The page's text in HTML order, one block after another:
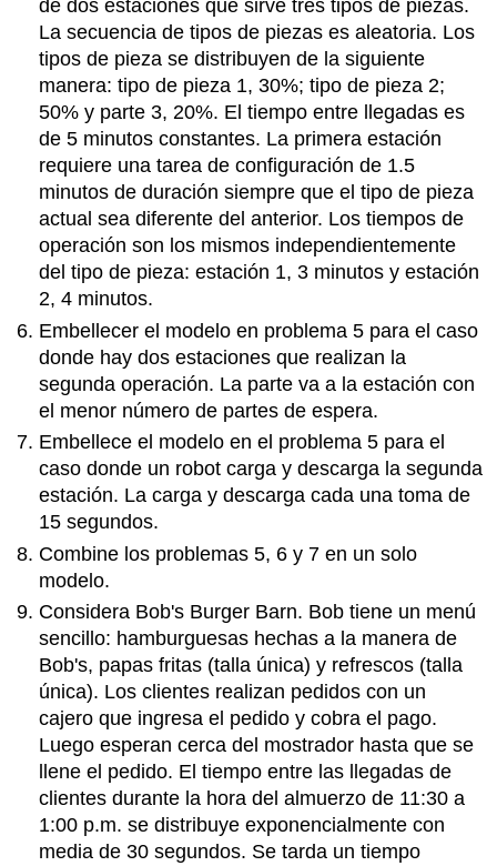
de dos estaciones que sirve tres tipos de piezas.
La secuencia de tipos de piezas es aleatoria. Los
tipos de pieza se distribuyen de la siguiente
manera: tipo de pieza 1, 30%; tipo de pieza 2;
50% y parte 3, 20%. El tiempo entre llegadas es
de 5 minutos constantes. La primera estación
requiere una tarea de configuración de 1.5
minutos de duración siempre que el tipo de pieza
actual sea diferente del anterior. Los tiempos de
operación son los mismos independientemente
del tipo de pieza: estación 1, 3 minutos y estación
2, 4 minutos.
Embellecer el modelo en problema 5 para el caso
donde hay dos estaciones que realizan la
segunda operación. La parte va a la estación con
el menor número de partes de espera.
Embellece el modelo en el problema 5 para el
caso donde un robot carga y descarga la segunda
estación. La carga y descarga cada una toma de
15 segundos.
Combine los problemas 5, 6 y 7 en un solo
modelo.
Considera Bob's Burger Barn. Bob tiene un menú
sencillo: hamburguesas hechas a la manera de
Bob's, papas fritas (talla única) y refrescos (talla
única). Los clientes realizan pedidos con un
cajero que ingresa el pedido y cobra el pago.
Luego esperan cerca del mostrador hasta que se
llene el pedido. El tiempo entre las llegadas de
clientes durante la hora del almuerzo de 11:30 a
1:00 p.m. se distribuye exponencialmente con
media de 30 segundos. Se tarda un tiempo